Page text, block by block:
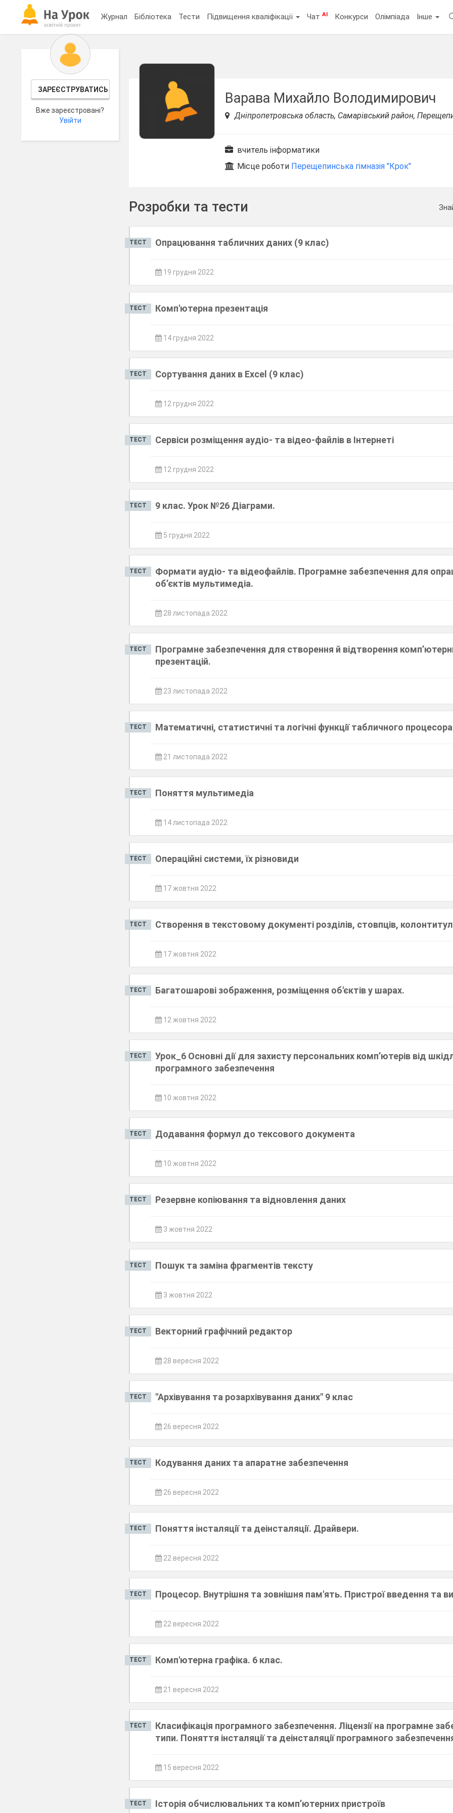
Журнал Бібліотека Тести Підвищення кваліфікації ЧатAI Конкурси Олімпіада Інше
ЗАРЕЄСТРУВАТИСЬ
Вже зареєстровані?
Увійти
Варава Михайло Володимирович
Дніпропетровська область, Самарівський район,
вчитель інформатики
Місце роботи Перещепинська гімназія "Крок"
Розробки та тести
ТЕСТ Опрацювання табличних даних (9 клас)
19 грудня 2022
ТЕСТ Комп'ютерна презентація
14 грудня 2022
ТЕСТ Сортування даних в Еxcel (9 клас)
12 грудня 2022
ТЕСТ Сервіси розміщення аудіо- та відео-файлів в Інтернеті
12 грудня 2022
ТЕСТ 9 клас. Урок №26 Діаграми.
5 грудня 2022
ТЕСТ
Формати аудіо- та відеофайлів. Програмне забезпечення для
об’єктів мультимедіа.
28 листопада 2022
ТЕСТ
Програмне забезпечення для створення й відтворення
презентацій.
23 листопада 2022
ТЕСТ Математичні, статистичні та логічні функції табличного процесора
21 листопада 2022
ТЕСТ Поняття мультимедіа
14 листопада 2022
ТЕСТ Операційні системи, їх різновиди
17 жовтня 2022
ТЕСТ Створення в текстовому документі розділів, стовпців,
17 жовтня 2022
ТЕСТ Багатошарові зображення, розміщення об'єктів у шарах.
12 жовтня 2022
ТЕСТ
Урок_6 Основні дії для захисту персональних комп’ютерів від
програмного забезпечення
10 жовтня 2022
ТЕСТ Додавання формул до тексового документа
10 жовтня 2022
ТЕСТ Резервне копіювання та відновлення даних
3 жовтня 2022
ТЕСТ Пошук та заміна фрагментів тексту
3 жовтня 2022
ТЕСТ Векторний графічний редактор
28 вересня 2022
ТЕСТ "Архівування та розархівування даних" 9 клас
26 вересня 2022
ТЕСТ Кодування даних та апаратне забезпечення
26 вересня 2022
ТЕСТ Поняття iнсталяції та деінсталяції. Драйвери.
22 вересня 2022
ТЕСТ Процесор. Внутрішня та зовнішня пам'ять. Пристрої введення та
22 вересня 2022
ТЕСТ Комп'ютерна графіка. 6 клас.
21 вересня 2022
ТЕСТ
Класифікація програмного забезпечення. Ліцензії на програмне
типи. Поняття інсталяції та деінсталяції програмного
15 вересня 2022
ТЕСТ Історія обчислювальних та комп’ютерних пристроїв